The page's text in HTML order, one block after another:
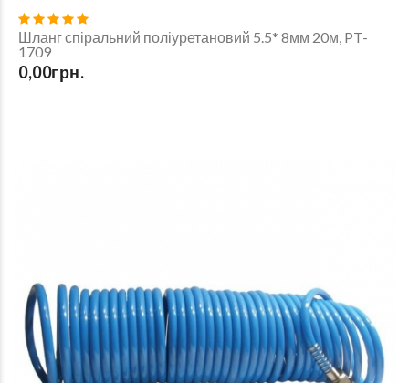
Шланг спіральний поліуретановий 5.5* 8мм 20м, PT-
1709
0,00грн.